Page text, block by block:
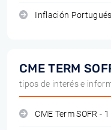
Inflación Portugués
CME TERM
tipos de interés e
CME Term SOFR -